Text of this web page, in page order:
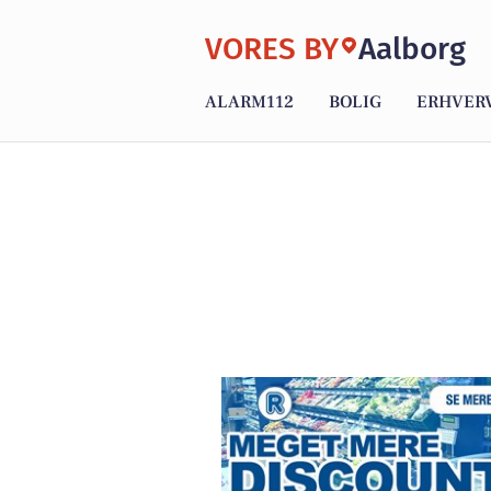
VORES BY Aalborg
ALARM112 BOLIG